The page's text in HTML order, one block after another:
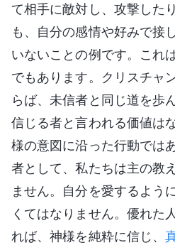
て相手に敵対し、攻撃した
も、自分の感情や好みで接
いないことの例です。これ
でもあります。クリスチャ
らば、未信者と同じ道を歩
信じる者と言われる価値は
様の意図に沿った行動では
者として、私たちは主の教
ません。自分を愛するよう
くてはなりません。優れた
れば、神様を純粋に信じ、